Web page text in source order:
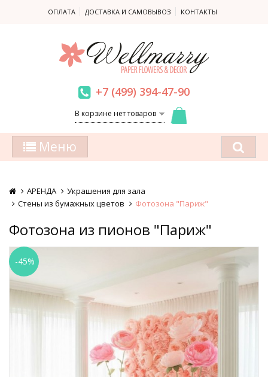
ОПЛАТА ДОСТАВКА И САМОВЫВОЗ КОНТАКТЫ
+7 (499) 394-47-90
В корзине нет товаров
Меню
АРЕНДА
Украшения для зала
Стены из бумажных цветов
Фотозона "Париж"
Фотозона из пионов "Париж"
-45%